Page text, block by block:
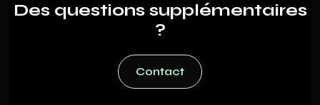
Des questions supplémentaires
?
Contact
Contact